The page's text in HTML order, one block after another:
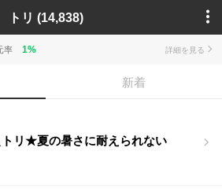
トリ (14,838)
率 1% 詳細を見る
新着
トリ★夏の暑さに耐えられない